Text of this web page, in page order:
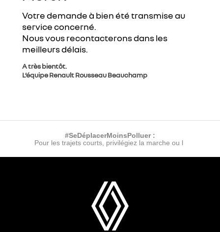
Votre demande à bien été transmise au
service concerné.
Nous vous recontacterons dans les
meilleurs délais.
A très bientôt.
L’équipe Renault Rousseau Beauchamp
#SeDéplacerMoinsPolluer :
Pour les trajets courts, privilégiez la marche ou le v